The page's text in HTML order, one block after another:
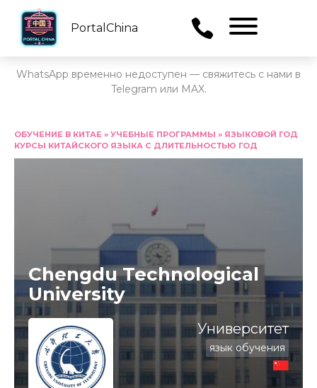
PortalChina
WhatsApp временно недоступен — свяжитесь с нами в
Telegram или MAX.
содержанию
ОБУЧЕНИЕ В КИТАЕ » УЧЕБНЫЕ ПРОГРАММЫ » ЯЗЫКОВОЙ ГОД
КУРСЫ КИТАЙСКОГО ЯЗЫКА С ДЛИТЕЛЬНОСТЬЮ ГОД
Chengdu Technological
University
Университет
язык обучения